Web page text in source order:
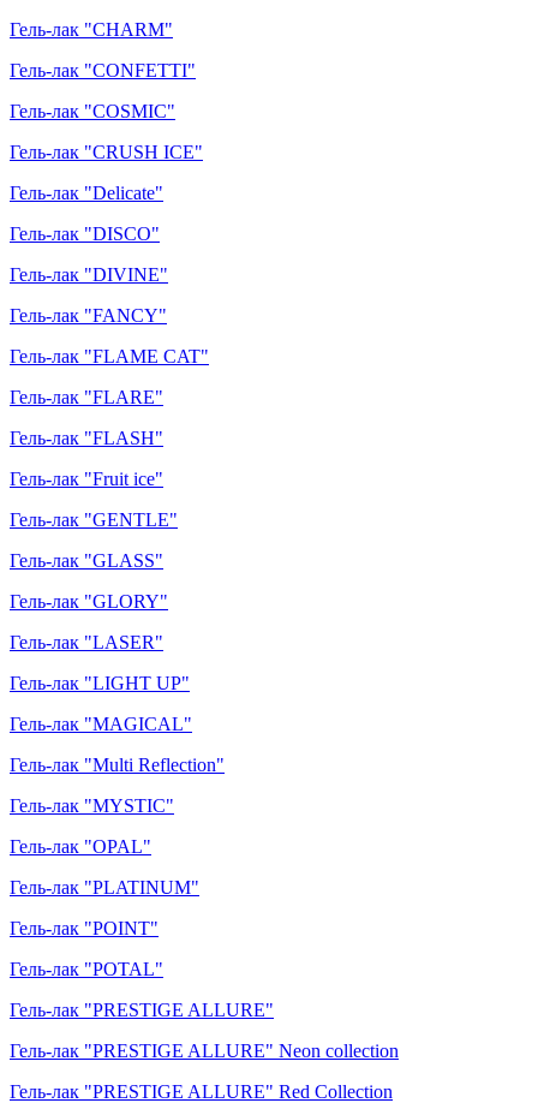
Гель-лак "CHARM"
Гель-лак "CONFETTI"
Гель-лак "COSMIC"
Гель-лак "CRUSH ICE"
Гель-лак "Delicate"
Гель-лак "DISCO"
Гель-лак "DIVINE"
Гель-лак "FANCY"
Гель-лак "FLAME CAT"
Гель-лак "FLARE"
Гель-лак "FLASH"
Гель-лак "Fruit ice"
Гель-лак "GENTLE"
Гель-лак "GLASS"
Гель-лак "GLORY"
Гель-лак "LASER"
Гель-лак "LIGHT UP"
Гель-лак "MAGICAL"
Гель-лак "Multi Reflection"
Гель-лак "MYSTIC"
Гель-лак "OPAL"
Гель-лак "PLATINUM"
Гель-лак "POINT"
Гель-лак "POTAL"
Гель-лак "PRESTIGE ALLURE"
Гель-лак "PRESTIGE ALLURE" Neon collection
Гель-лак "PRESTIGE ALLURE" Red Collection